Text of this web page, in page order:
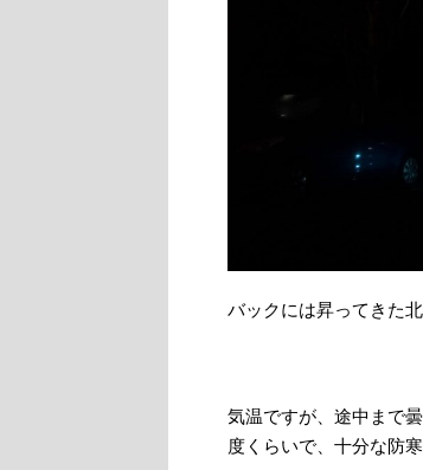
バックには昇ってきた
気温ですが、途中まで
度くらいで、十分な防